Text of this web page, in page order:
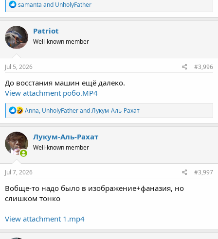
R
e
a
c
t
i
o
n
s
samanta and UnholyFather
Patriot
Well-known member
Jul 5, 2026 #3,996
До восстания машин ещё далеко.
View attachment робо.MP4
R
e
a
c
t
i
o
n
s
Anna, UnholyFatherandЛукум-Аль-Рахат
Лукум-Аль-Рахат
Well-known member
Jul 7, 2026 #3,997
Вобще-то надо было в изображение+фаназия, но
слишком тонко
View attachment 1.mp4